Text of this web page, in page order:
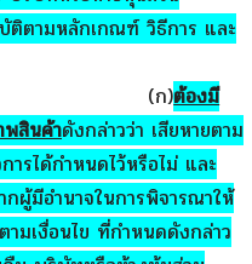
ตามหลักเกณฑ์ วิธีการ และ
)ต้องมี
พสินค้าดังกล่าวว่า เสียหายตาม
ารได้กำหนดไว้หรือไม่ และ
ผู้มีอำนาจในการพิจารณาให้
ามเงื่อนไข ที่กำหนดดังกล่าว